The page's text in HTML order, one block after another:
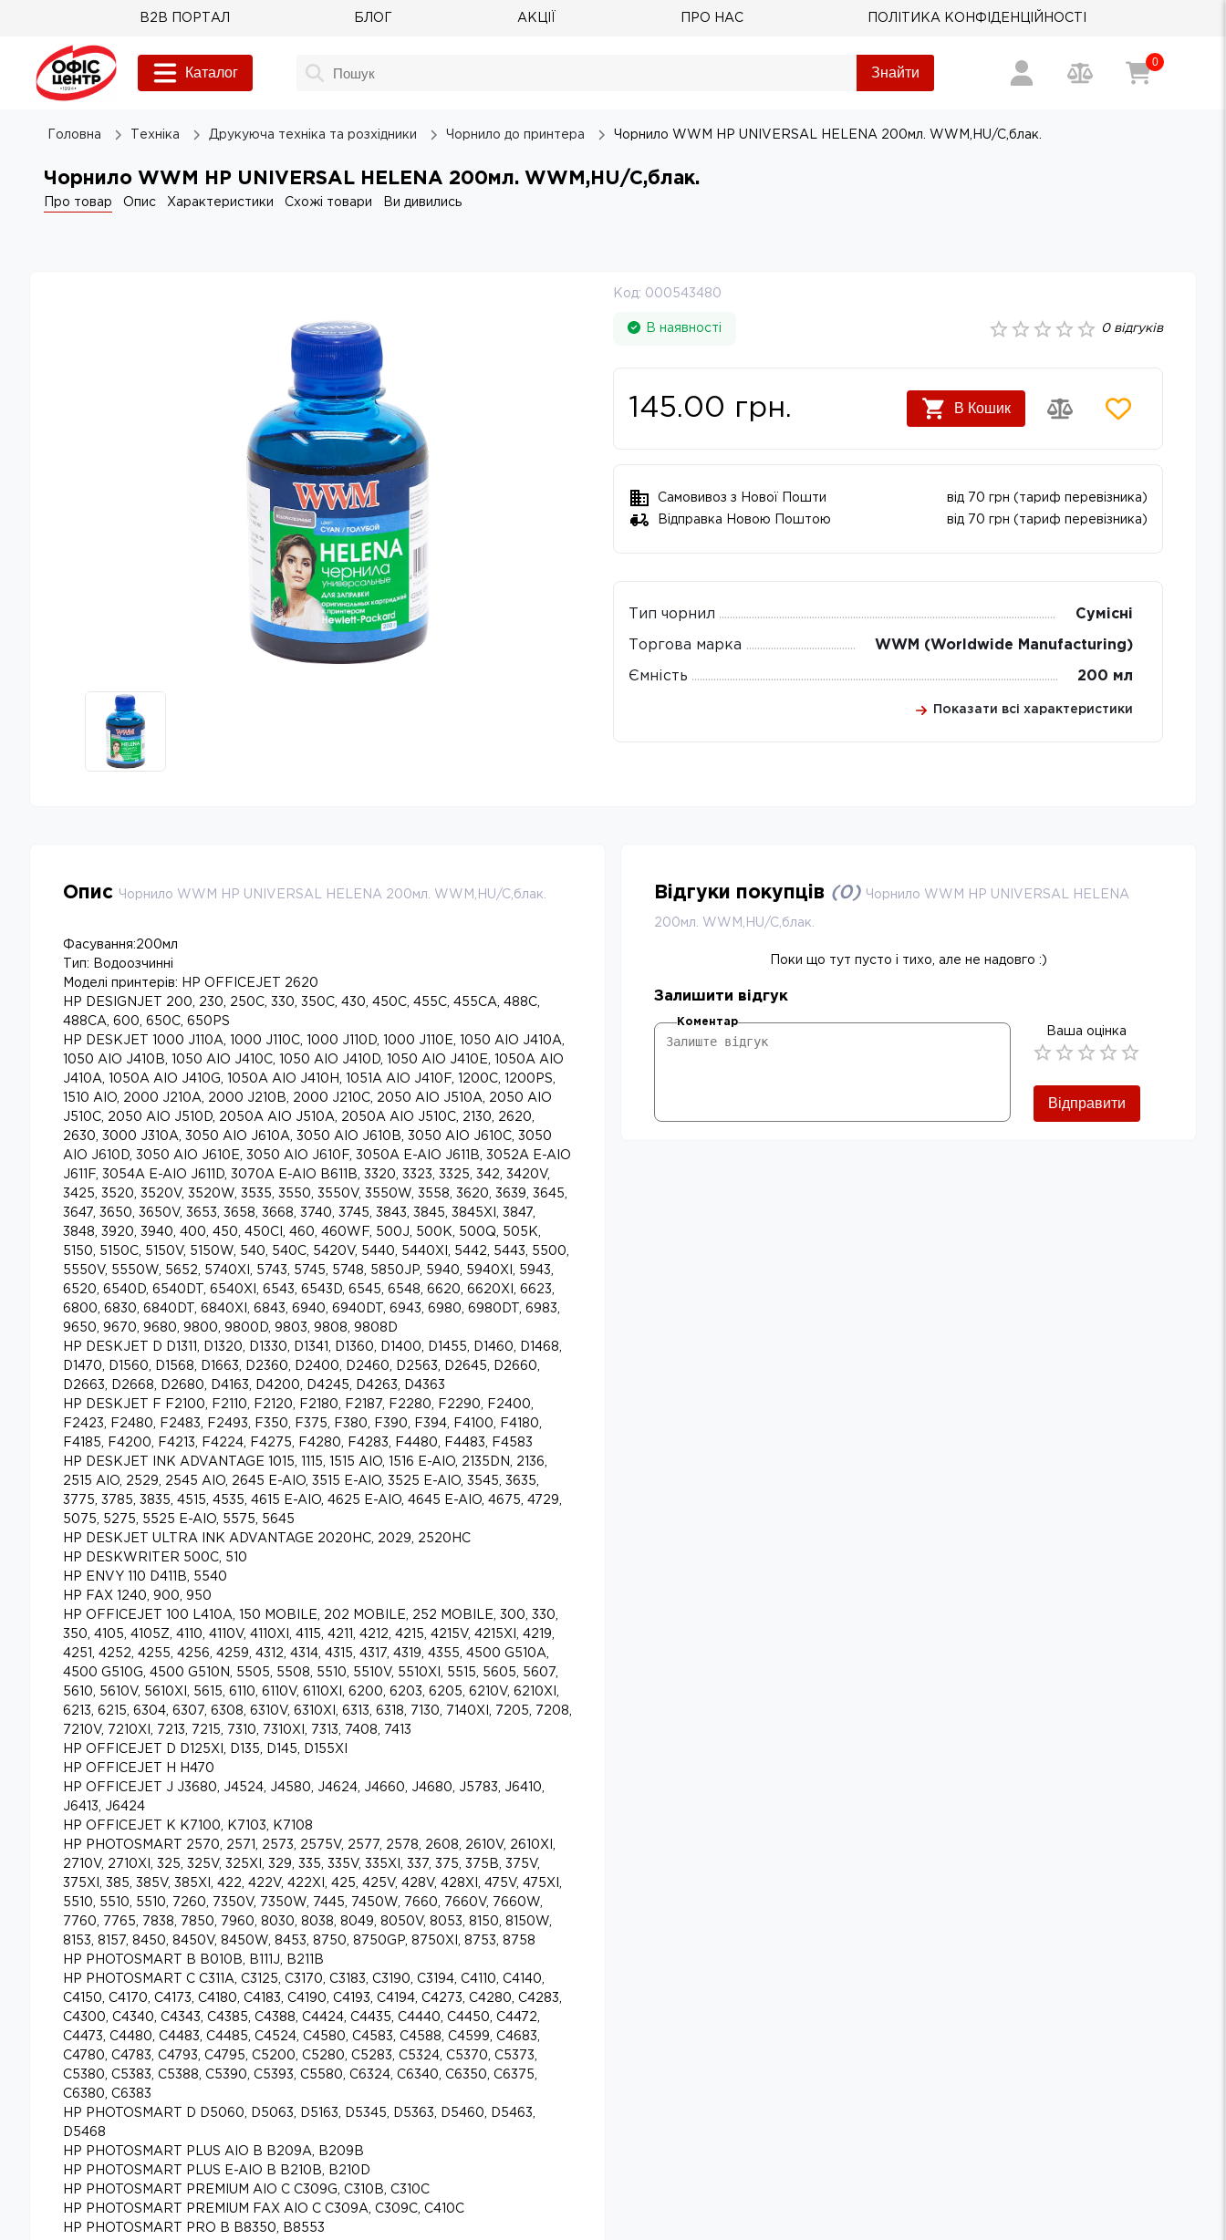
B2B ПОРТАЛ БЛОГ АКЦІЇ ПРО НАС ПОЛІТИКА КОНФІДЕНЦІЙНОСТІ
Каталог Знайти
0
Головна Техніка Друкуюча техніка та розхідники Чорнило до принтера Чорнило WWM HP UNIVERSAL HELENA 200мл. WWM,HU/C,блак.
Чорнило WWM HP UNIVERSAL HELENA 200мл. WWM,HU/C,блак.
Про товар Опис Характеристики Схожі товари Ви дивились
Код: 000543480
В наявності 0відгуків
145.00 грн. В Кошик
Самовивоз з Нової Пошти
від 70 грн (тариф перевізника)
Відправка Новою Поштою
від 70 грн (тариф перевізника)
Тип чорнил Сумісні
Торгова марка WWM (Worldwide Manufacturing)
Ємність 200 мл
Показати всі характеристики
Опис Чорнило WWM HP UNIVERSAL HELENA 200мл. WWM,HU/C,блак.
Фасування:200мл
Тип: Водоозчинні
Моделі принтерів: HP OFFICEJET 2620
HP DESIGNJET 200, 230, 250C, 330, 350C, 430, 450C, 455C, 455CA, 488C,
488CA, 600, 650C, 650PS
HP DESKJET 1000 J110A, 1000 J110C, 1000 J110D, 1000 J110E, 1050 AIO J410A,
1050 AIO J410B, 1050 AIO J410C, 1050 AIO J410D, 1050 AIO J410E, 1050A AIO
J410A, 1050A AIO J410G, 1050A AIO J410H, 1051A AIO J410F, 1200C, 1200PS,
1510 AIO, 2000 J210A, 2000 J210B, 2000 J210C, 2050 AIO J510A, 2050 AIO
J510C, 2050 AIO J510D, 2050A AIO J510A, 2050A AIO J510C, 2130, 2620,
2630, 3000 J310A, 3050 AIO J610A, 3050 AIO J610B, 3050 AIO J610C, 3050
AIO J610D, 3050 AIO J610E, 3050 AIO J610F, 3050A E-AIO J611B, 3052A E-AIO
J611F, 3054A E-AIO J611D, 3070A E-AIO B611B, 3320, 3323, 3325, 342, 3420V,
3425, 3520, 3520V, 3520W, 3535, 3550, 3550V, 3550W, 3558, 3620, 3639, 3645,
3647, 3650, 3650V, 3653, 3658, 3668, 3740, 3745, 3843, 3845, 3845XI, 3847,
3848, 3920, 3940, 400, 450, 450CI, 460, 460WF, 500J, 500K, 500Q, 505K,
5150, 5150C, 5150V, 5150W, 540, 540C, 5420V, 5440, 5440XI, 5442, 5443, 5500,
5550V, 5550W, 5652, 5740XI, 5743, 5745, 5748, 5850JP, 5940, 5940XI, 5943,
6520, 6540D, 6540DT, 6540XI, 6543, 6543D, 6545, 6548, 6620, 6620XI, 6623,
6800, 6830, 6840DT, 6840XI, 6843, 6940, 6940DT, 6943, 6980, 6980DT, 6983,
9650, 9670, 9680, 9800, 9800D, 9803, 9808, 9808D
HP DESKJET D D1311, D1320, D1330, D1341, D1360, D1400, D1455, D1460, D1468,
D1470, D1560, D1568, D1663, D2360, D2400, D2460, D2563, D2645, D2660,
D2663, D2668, D2680, D4163, D4200, D4245, D4263, D4363
HP DESKJET F F2100, F2110, F2120, F2180, F2187, F2280, F2290, F2400,
F2423, F2480, F2483, F2493, F350, F375, F380, F390, F394, F4100, F4180,
F4185, F4200, F4213, F4224, F4275, F4280, F4283, F4480, F4483, F4583
HP DESKJET INK ADVANTAGE 1015, 1115, 1515 AIO, 1516 E-AIO, 2135DN, 2136,
2515 AIO, 2529, 2545 AIO, 2645 E-AIO, 3515 E-AIO, 3525 E-AIO, 3545, 3635,
3775, 3785, 3835, 4515, 4535, 4615 E-AIO, 4625 E-AIO, 4645 E-AIO, 4675, 4729,
5075, 5275, 5525 E-AIO, 5575, 5645
HP DESKJET ULTRA INK ADVANTAGE 2020HC, 2029, 2520HC
HP DESKWRITER 500C, 510
HP ENVY 110 D411B, 5540
HP FAX 1240, 900, 950
HP OFFICEJET 100 L410A, 150 MOBILE, 202 MOBILE, 252 MOBILE, 300, 330,
350, 4105, 4105Z, 4110, 4110V, 4110XI, 4115, 4211, 4212, 4215, 4215V, 4215XI, 4219,
4251, 4252, 4255, 4256, 4259, 4312, 4314, 4315, 4317, 4319, 4355, 4500 G510A,
4500 G510G, 4500 G510N, 5505, 5508, 5510, 5510V, 5510XI, 5515, 5605, 5607,
5610, 5610V, 5610XI, 5615, 6110, 6110V, 6110XI, 6200, 6203, 6205, 6210V, 6210XI,
6213, 6215, 6304, 6307, 6308, 6310V, 6310XI, 6313, 6318, 7130, 7140XI, 7205, 7208,
7210V, 7210XI, 7213, 7215, 7310, 7310XI, 7313, 7408, 7413
HP OFFICEJET D D125XI, D135, D145, D155XI
HP OFFICEJET H H470
HP OFFICEJET J J3680, J4524, J4580, J4624, J4660, J4680, J5783, J6410,
J6413, J6424
HP OFFICEJET K K7100, K7103, K7108
HP PHOTOSMART 2570, 2571, 2573, 2575V, 2577, 2578, 2608, 2610V, 2610XI,
2710V, 2710XI, 325, 325V, 325XI, 329, 335, 335V, 335XI, 337, 375, 375B, 375V,
375XI, 385, 385V, 385XI, 422, 422V, 422XI, 425, 425V, 428V, 428XI, 475V, 475XI,
5510, 5510, 5510, 7260, 7350V, 7350W, 7445, 7450W, 7660, 7660V, 7660W,
7760, 7765, 7838, 7850, 7960, 8030, 8038, 8049, 8050V, 8053, 8150, 8150W,
8153, 8157, 8450, 8450V, 8450W, 8453, 8750, 8750GP, 8750XI, 8753, 8758
HP PHOTOSMART B B010B, B111J, B211B
HP PHOTOSMART C C311A, C3125, C3170, C3183, C3190, C3194, C4110, C4140,
C4150, C4170, C4173, C4180, C4183, C4190, C4193, C4194, C4273, C4280, C4283,
C4300, C4340, C4343, C4385, C4388, C4424, C4435, C4440, C4450, C4472,
C4473, C4480, C4483, C4485, C4524, C4580, C4583, C4588, C4599, C4683,
C4780, C4783, C4793, C4795, C5200, C5280, C5283, C5324, C5370, C5373,
C5380, C5383, C5388, C5390, C5393, C5580, C6324, C6340, C6350, C6375,
C6380, C6383
HP PHOTOSMART D D5060, D5063, D5163, D5345, D5363, D5460, D5463,
D5468
HP PHOTOSMART PLUS AIO B B209A, B209B
HP PHOTOSMART PLUS E-AIO B B210B, B210D
HP PHOTOSMART PREMIUM AIO C C309G, C310B, C310C
HP PHOTOSMART PREMIUM FAX AIO C C309A, C309C, C410C
HP PHOTOSMART PRO B B8350, B8553
Відгуки покупців (0) Чорнило WWM HP UNIVERSAL HELENA
200мл. WWM,HU/C,блак.
Поки що тут пусто і тихо, але не надовго :)
Залишити відгук
Коментар
Ваша оцінка
Відправити